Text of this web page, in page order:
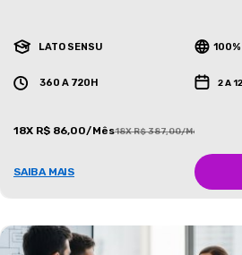
LATO SENSU 100%
360 A 720H 2 A
18X R$ 86,00/Mês18X R$ 387,00/Mês
SAIBA MAIS